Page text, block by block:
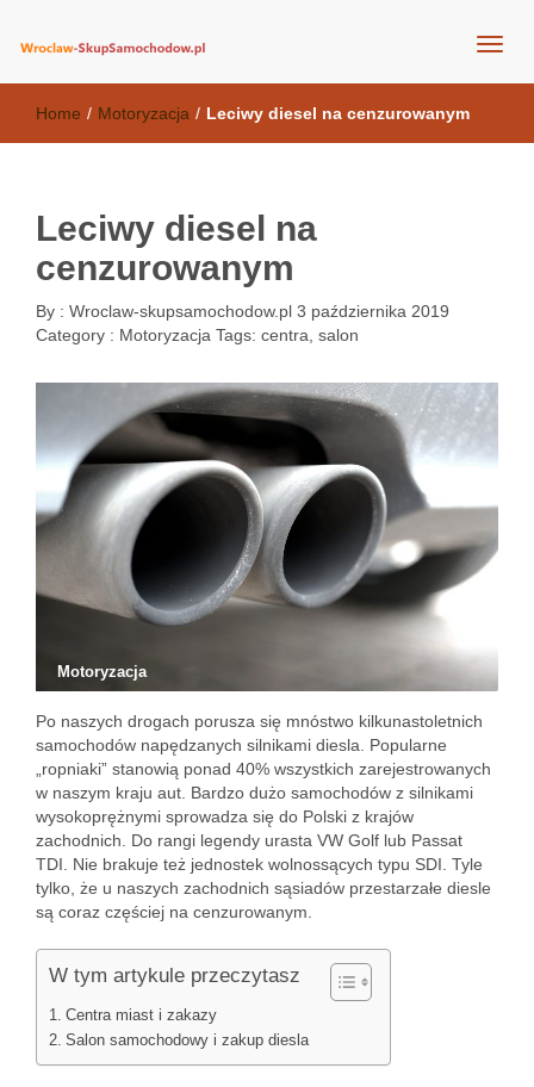
wroclaw-skupsamochodow.pl
Home / Motoryzacja / Leciwy diesel na cenzurowanym
Leciwy diesel na
cenzurowanym
By : Wroclaw-skupsamochodow.pl 3 października 2019
Category : Motoryzacja Tags: centra salon
Motoryzacja
Po naszych drogach porusza się mnóstwo kilkunastoletnich
samochodów napędzanych silnikami diesla. Popularne
„ropniaki” stanowią ponad 40% wszystkich zarejestrowanych
w naszym kraju aut. Bardzo dużo samochodów z silnikami
wysokoprężnymi sprowadza się do Polski z krajów
zachodnich. Do rangi legendy urasta VW Golf lub Passat
TDI. Nie brakuje też jednostek wolnossących typu SDI. Tyle
tylko, że u naszych zachodnich sąsiadów przestarzałe diesle
są coraz częściej na cenzurowanym.
W tym artykule przeczytasz
Centra miast i zakazy
Salon samochodowy i zakup diesla